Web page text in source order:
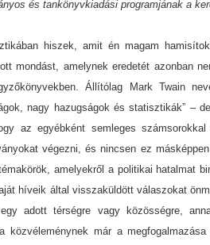
és tankönyvkiadási programjának a
hiszek, amit én magam
mondást, amelynek eredetét azonban
Állítólag Mark Twain
nagy hazugságok és statisztikák” –
az egyébként semleges
végezni, és nincsen ez
amelyekről a politikai hatalmat
híveik által visszaküldött válaszokat
adott térségre vagy közösségre,
közvéleménynek már a